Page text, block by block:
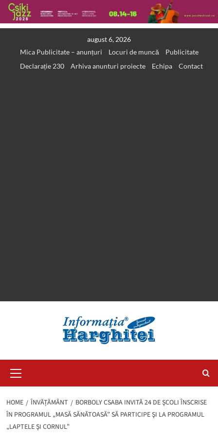
august 6, 2026
Mica Publicitate – anunțuri
Locuri de muncă
Publicitate
Declarație 230
Arhiva anunturi proiecte Echipa Contact
Menu
HOME ÎNVĂȚĂMÂNT
BORBOLY CSABA INVITĂ 24 DE ŞCOLI ÎNSCRISE
ÎN PROGRAMUL „MASĂ SĂNĂTOASĂ” SĂ PARTICIPE ŞI LA PROGRAMUL
„LAPTELE ŞI CORNUL”